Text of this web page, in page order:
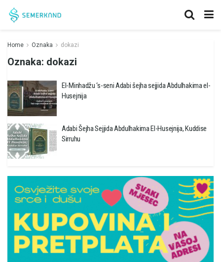
Home Oznaka dokazi
Oznaka: dokazi
El-Minhadžu ‘s-seni Adabi šejha sejjida Abdulhakima el-
Husejnija
Adabi Šejha Sejjida Abdulhakima El-Husejnija, Kuddise
Sirruhu